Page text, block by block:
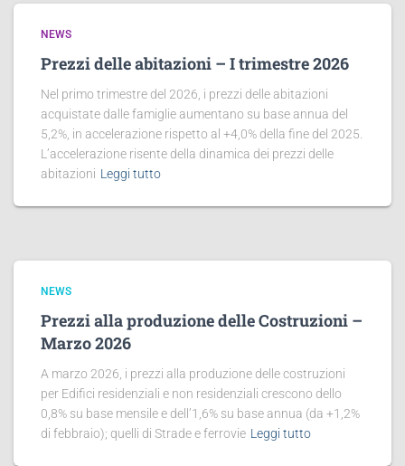
NEWS
Prezzi delle abitazioni – I trimestre 2026
Nel primo trimestre del 2026, i prezzi delle abitazioni
acquistate dalle famiglie aumentano su base annua del
5,2%, in accelerazione rispetto al +4,0% della fine del 2025.
L’accelerazione risente della dinamica dei prezzi delle
abitazioni Leggi tutto
NEWS
Prezzi alla produzione delle Costruzioni –
Marzo 2026
A marzo 2026, i prezzi alla produzione delle costruzioni
per Edifici residenziali e non residenziali crescono dello
0,8% su base mensile e dell’1,6% su base annua (da +1,2%
di febbraio); quelli di Strade e ferrovie Leggi tutto